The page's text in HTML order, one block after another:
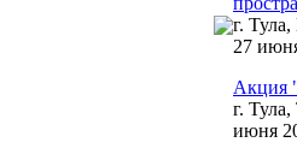
г.
27
Акция
г.
июня